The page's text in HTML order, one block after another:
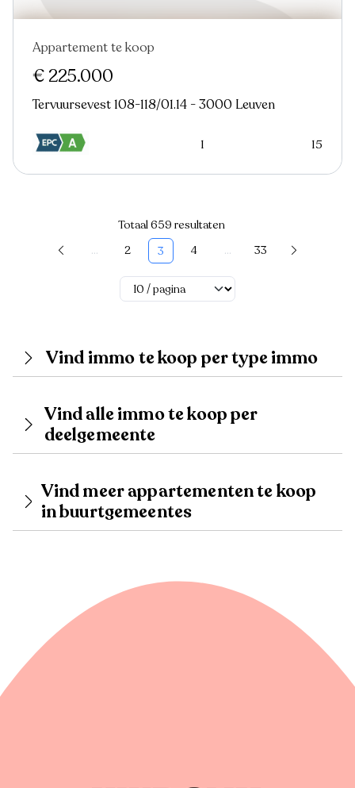
Appartement te koop
€ 225.000
Tervuursevest 108-118/01.14 - 3000 Leuven
1 15
Totaal 659 resultaten
...
2 3 4 ... 33
Vind immo te koop per type immo
Vind alle immo te koop per
deelgemeente
Vind meer appartementen te koop
in buurtgemeentes